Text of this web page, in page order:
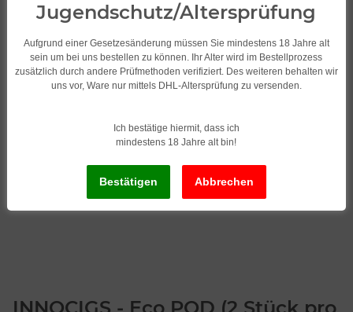
Jugendschutz/Altersprüfung
Aufgrund einer Gesetzesänderung müssen Sie mindestens 18 Jahre alt
sein um bei uns bestellen zu können. Ihr Alter wird im Bestellprozess
zusätzlich durch andere Prüfmethoden verifiziert. Des weiteren behalten wir
uns vor, Ware nur mittels DHL-Altersprüfung zu versenden.
Ich bestätige hiermit, dass ich
mindestens 18 Jahre alt bin!